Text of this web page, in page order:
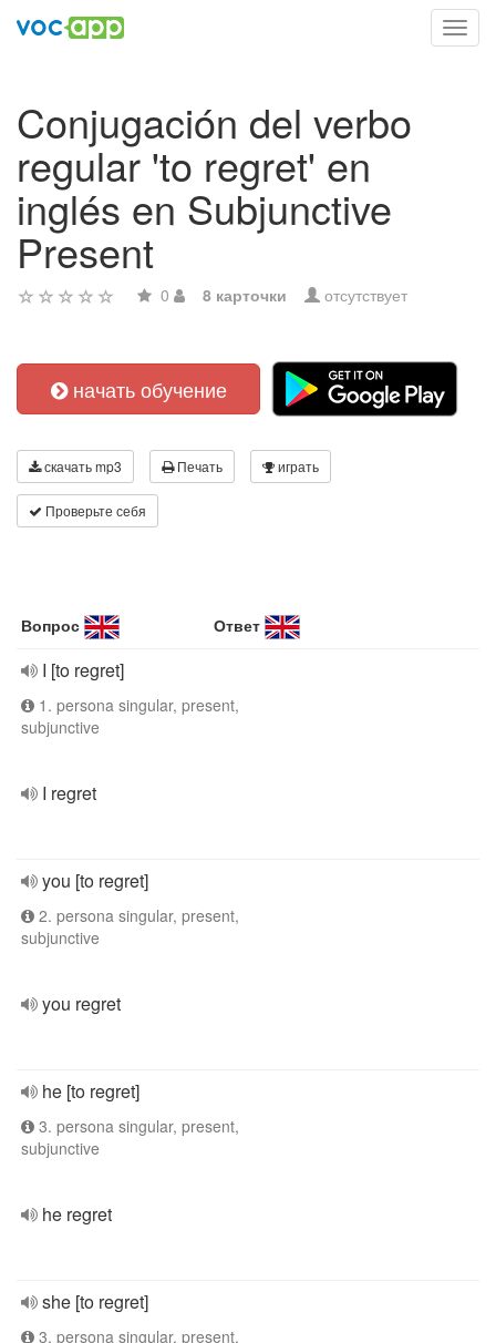
Conjugación del verbo
regular 'to regret' en
inglés en Subjunctive
Present
0 8 карточки отсутствует
начать обучение
скачать mp3 Печать играть
Проверьте себя
Вопрос Ответ
I [to regret]
1. persona singular, present,
subjunctive
I regret
you [to regret]
2. persona singular, present,
subjunctive
you regret
he [to regret]
3. persona singular, present,
subjunctive
he regret
she [to regret]
3. persona singular, present,